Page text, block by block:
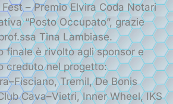
– Premio Elvira Coda Notari
“Posto Occupato”, grazie
Tina Lambiase.
finale è rivolto agli sponsor e
creduto nel progetto:
Tremil, De Bonis
Cava–Vietri, Inner Wheel, IKS